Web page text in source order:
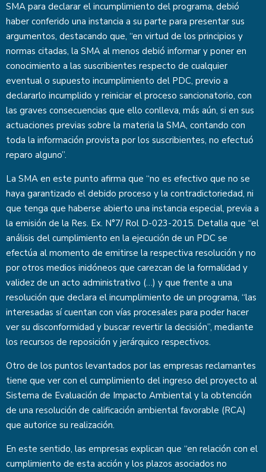
SMA para declarar el incumplimiento del programa, debió
haber conferido una instancia a su parte para presentar sus
argumentos, destacando que, “en virtud de los principios y
normas citadas, la SMA al menos debió informar y poner en
conocimiento a las suscribientes respecto de cualquier
eventual o supuesto incumplimiento del PDC, previo a
declararlo incumplido y reiniciar el proceso sancionatorio, con
las graves consecuencias que ello conlleva, más aún, si en sus
actuaciones previas sobre la materia la SMA, contando con
toda la información provista por los suscribientes, no efectuó
reparo alguno”.
La SMA en este punto afirma que “no es efectivo que no se
haya garantizado el debido proceso y la contradictoriedad, ni
que tenga que haberse abierto una instancia especial, previa a
la emisión de la Res. Ex. N°7/ Rol D-023-2015. Detalla que “el
análisis del cumplimiento en la ejecución de un PDC se
efectúa al momento de emitirse la respectiva resolución y no
por otros medios inidóneos que carezcan de la formalidad y
validez de un acto administrativo (…) y que frente a una
resolución que declara el incumplimiento de un programa, “las
interesadas sí cuentan con vías procesales para poder hacer
ver su disconformidad y buscar revertir la decisión”, mediante
los recursos de reposición y jerárquico respectivos.
Otro de los puntos levantados por las empresas reclamantes
tiene que ver con el cumplimiento del ingreso del proyecto al
Sistema de Evaluación de Impacto Ambiental y la obtención
de una resolución de calificación ambiental favorable (RCA)
que autorice su realización.
En este sentido, las empresas explican que “en relación con el
cumplimiento de esta acción y los plazos asociados no